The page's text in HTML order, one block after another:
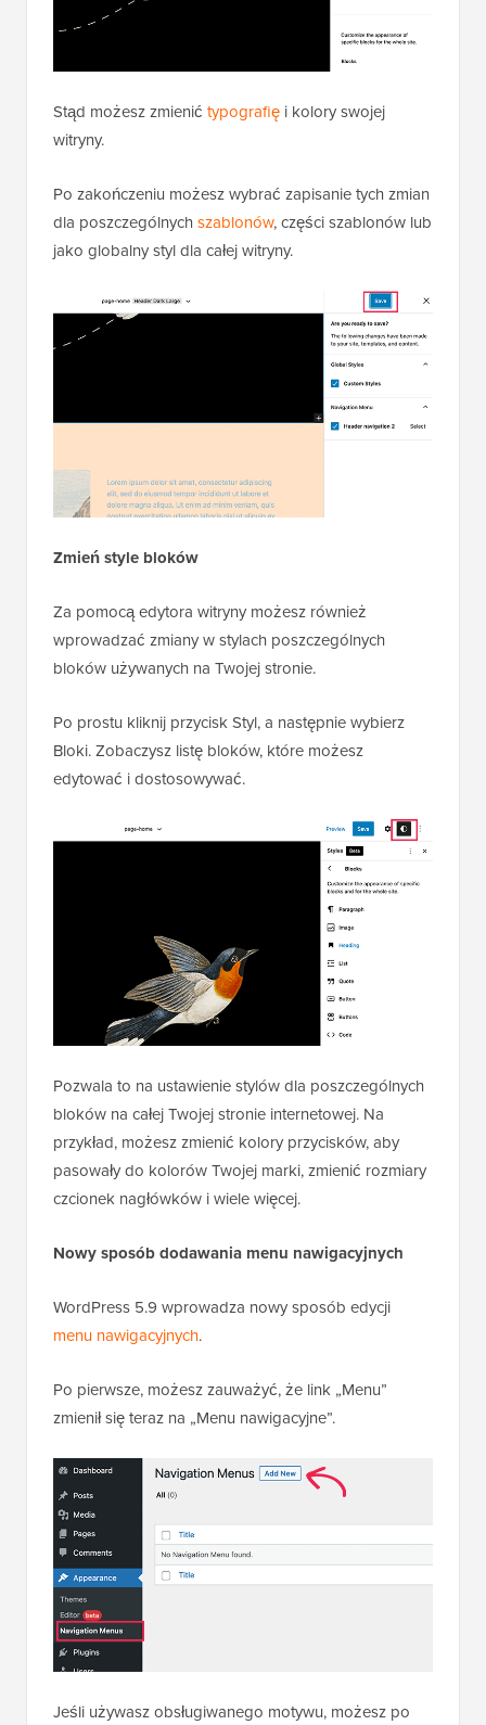
Stąd możesz zmienić typografię i kolory swojej
witryny.
Po zakończeniu możesz wybrać zapisanie tych zmian
dla poszczególnychszablonów, części szablonów lub
jako globalny styl dla całej witryny.
Zmień style bloków
Za pomocą edytora witryny możesz również
wprowadzać zmiany w stylach poszczególnych
bloków używanych na Twojej stronie.
Po prostu kliknij przycisk Styl, a następnie wybierz
Bloki. Zobaczysz listę bloków, które możesz
edytować i dostosowywać.
Pozwala to na ustawienie stylów dla poszczególnych
bloków na całej Twojej stronie internetowej. Na
przykład, możesz zmienić kolory przycisków, aby
pasowały do kolorów Twojej marki, zmienić rozmiary
czcionek nagłówków i wiele więcej.
Nowy sposób dodawania menu nawigacyjnych
WordPress 5.9 wprowadza nowy sposób edycji
menu nawigacyjnych.
Po pierwsze, możesz zauważyć, że link „Menu”
zmienił się teraz na „Menu nawigacyjne”.
Jeśli używasz obsługiwanego motywu, możesz po